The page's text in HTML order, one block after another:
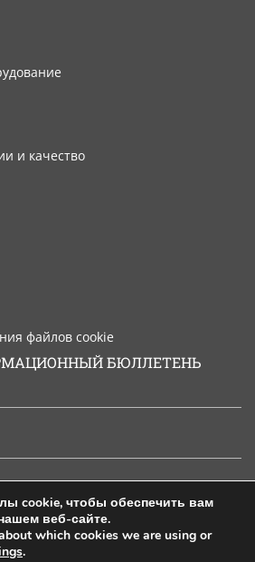
и качество
файлов cookie
БЮЛЛЕТЕНЬ
юридическое уведомление
ПОДПИСАТЬСЯ
cookie, чтобы обеспечить вам
веб-сайте.
which cookies we are using or
.